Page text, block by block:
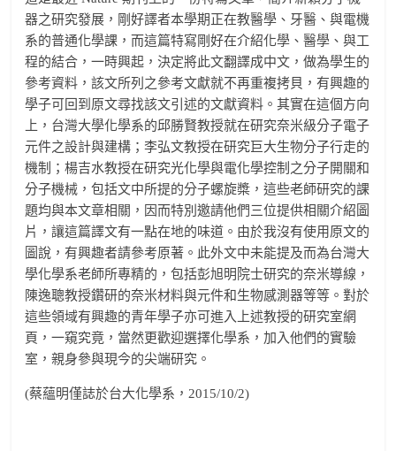
器之研究發展，剛好譯者本學期正在教醫學、牙醫、與電機
系的普通化學課，而這篇特寫剛好在介紹化學、醫學、與工
程的結合，一時興起，決定將此文翻譯成中文，做為學生的
參考資料，該文所列之參考文獻就不再重複拷貝，有興趣的
學子可回到原文尋找該文引述的文獻資料。其實在這個方向
上，台灣大學化學系的邱勝賢教授就在研究奈米級分子電子
元件之設計與建構；李弘文教授在研究巨大生物分子行走的
機制；楊吉水教授在研究光化學與電化學控制之分子開關和
分子機械，包括文中所提的分子螺旋槳，這些老師研究的課
題均與本文章相關，因而特別邀請他們三位提供相關介紹圖
片，讓這篇譯文有一點在地的味道。由於我沒有使用原文的
圖說，有興趣者請參考原著。此外文中未能提及而為台灣大
學化學系老師所專精的，包括彭旭明院士研究的奈米導線，
陳逸聰教授鑽研的奈米材料與元件和生物感測器等等。對於
這些領域有興趣的青年學子亦可進入上述教授的研究室網
頁，一窺究竟，當然更歡迎選擇化學系，加入他們的實驗
室，親身參與現今的尖端研究。
(蔡蘊明僅誌於台大化學系，2015/10/2)